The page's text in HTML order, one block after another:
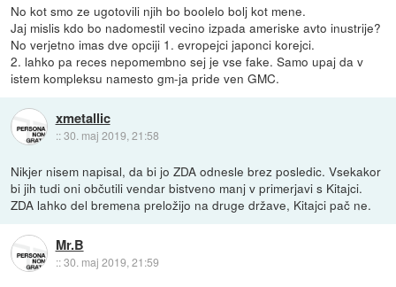
No kot smo ze ugotovili njih bo boolelo bolj kot mene.
Jaj mislis kdo bo nadomestil vecino izpada ameriske avto inustrije?
No verjetno imas dve opciji 1. evropejci japonci korejci.
2. lahko pa reces nepomembno sej je vse fake. Samo upaj da v
istem kompleksu namesto gm-ja pride ven GMC.
xmetallic
::30. maj 2019, 21:58
Nikjer nisem napisal, da bi jo ZDA odnesle brez posledic. Vsekakor
bi jih tudi oni občutili vendar bistveno manj v primerjavi s Kitajci.
ZDA lahko del bremena preložijo na druge države, Kitajci pač ne.
Mr.B
::30. maj 2019, 21:59